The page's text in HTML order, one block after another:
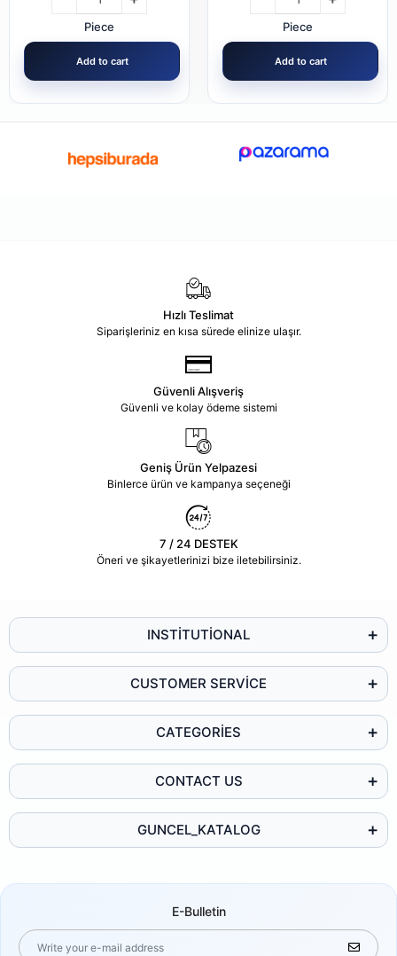
Piece
Add to cart
Piece
Add to cart
Hızlı Teslimat
Siparişleriniz en kısa sürede elinize ulaşır.
Güvenli Alışveriş
Güvenli ve kolay ödeme sistemi
Geniş Ürün Yelpazesi
Binlerce ürün ve kampanya seçeneği
7 / 24 DESTEK
Öneri ve şikayetlerinizi bize iletebilirsiniz.
INSTİTUTİONAL
CUSTOMER SERVİCE
CATEGORİES
CONTACT US
GUNCEL_KATALOG
E-Bulletin